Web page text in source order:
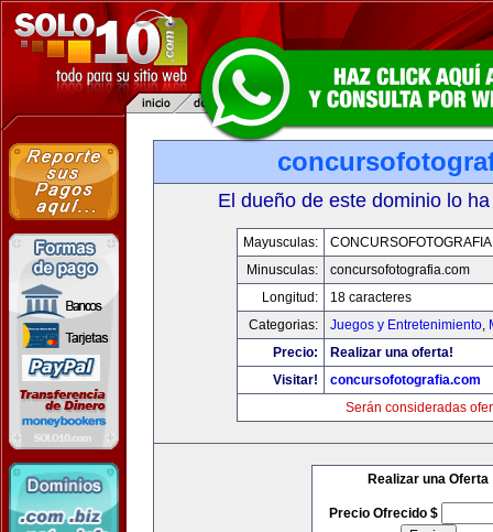
El dueño de este dominio lo
Mayusculas:
Minusculas:
concursofotografia.com
Longitud:
18 caracteres
Categorias:
Juegos y Entretenimiento,
Precio:
Realizar una oferta!
Visitar!
concursofotografia.com
Serán consideradas
Realizar una Oferta
Precio Ofrecido $